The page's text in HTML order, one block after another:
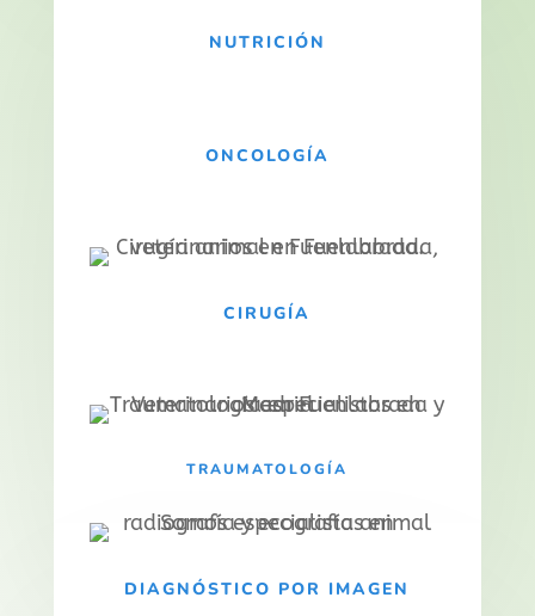
NUTRICIÓN
ONCOLOGÍA
CIRUGÍA
TRAUMATOLOGÍA
DIAGNÓSTICO POR IMAGEN